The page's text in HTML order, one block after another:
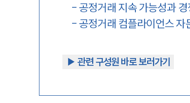
-공정거래 지속 가능성과
-공정거래 컴플라이언스 자
▶︎ 관련 구성원 바로 보러가기